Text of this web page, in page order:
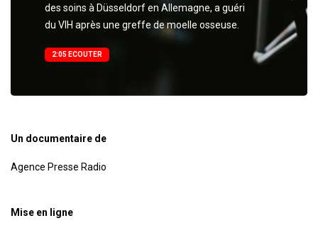
des soins à Düsseldorf en Allemagne, a guéri
du VIH après une greffe de moelle osseuse.
2:05 ECOUTER
Un documentaire de
Agence Presse Radio
Mise en ligne